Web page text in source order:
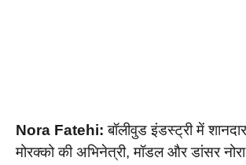
Nora Fatehi: बॉलीवुड इंडस्ट्री में
मोरक्को की अभिनेत्री, मॉडल और डांसर